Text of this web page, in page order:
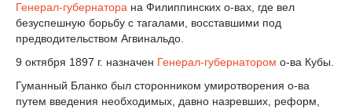
Генерал-губернатора на Филиппинских о-вах, где вел
безуспешную борьбу с тагалами, восставшими под
предводительством Агвинальдо.
9 октября 1897 г. назначен Генерал-губернатором о-ва Кубы.
Гуманный Бланко был сторонником умиротворения о-ва
путем введения необходимых, давно назревших, реформ,